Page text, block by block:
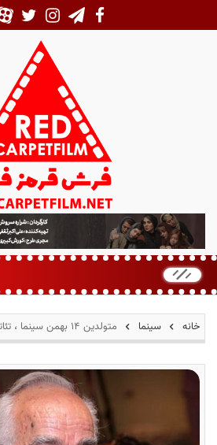
ر
ش
ر
م
ز
خانه سینما متولدین ۱۴ بهمن سینما ، تئاتر و موسیقی؛ رضا بنفشه‌خواه